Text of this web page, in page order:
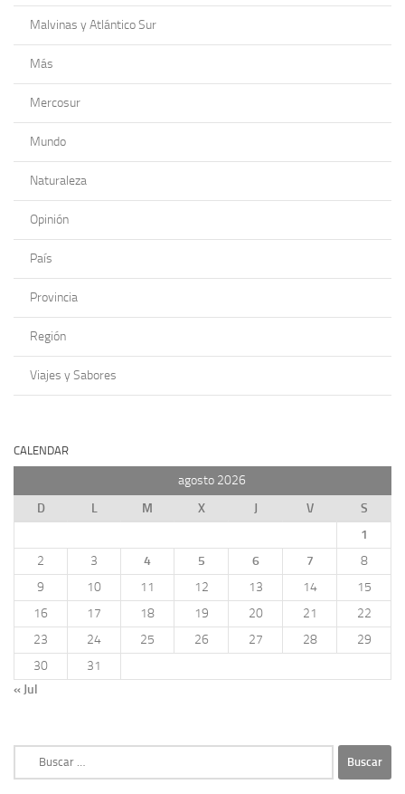
Malvinas y Atlántico Sur
Más
Mercosur
Mundo
Naturaleza
Opinión
País
Provincia
Región
Viajes y Sabores
CALENDAR
agosto 2026
D
L M X J V
S
1
2
3 4 5 6 7
8
9
10 11 12 13 14
15
16
17 18 19 20 21
22
23
24 25 26 27 28
29
30
31
« Jul